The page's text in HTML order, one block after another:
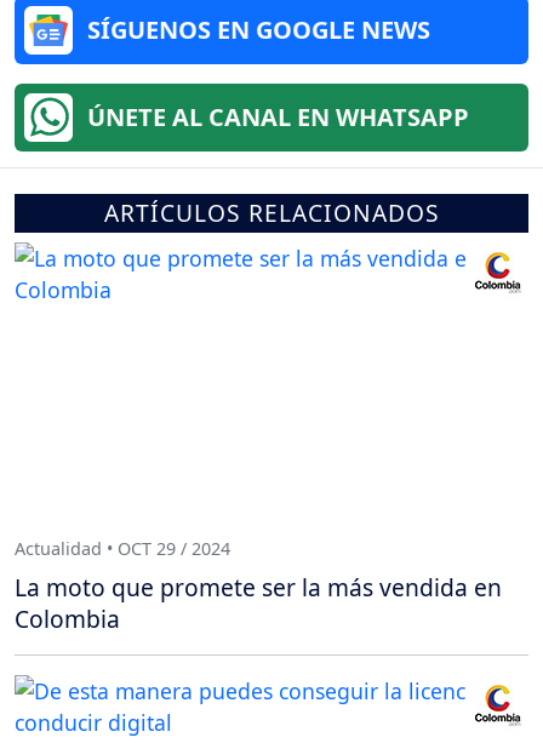
SÍGUENOS EN GOOGLE NEWS
ÚNETE AL CANAL EN WHATSAPP
ARTÍCULOS RELACIONADOS
Actualidad • OCT 29 / 2024
La moto que promete ser la más vendida en
Colombia